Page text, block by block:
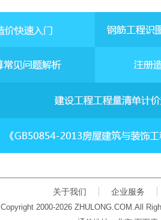
关于我们 企业服务
Copyright 2000-2026 ZHULONG.COM.All